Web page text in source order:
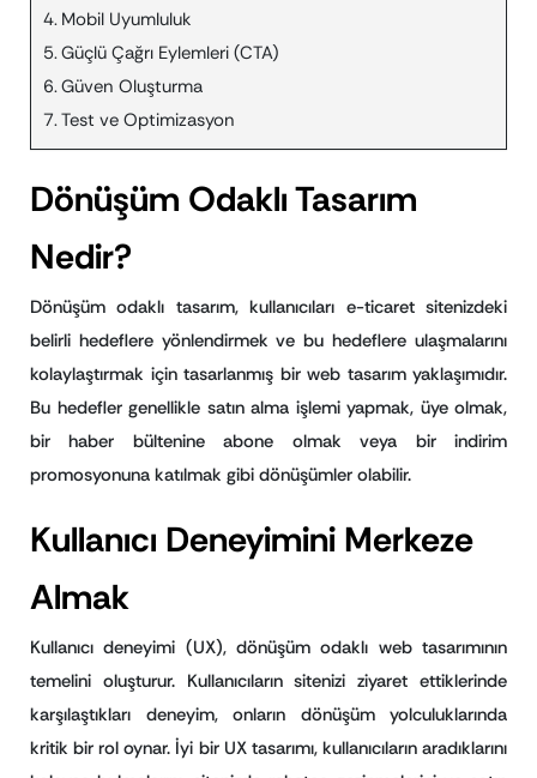
Mobil Uyumluluk
Güçlü Çağrı Eylemleri (CTA)
Güven Oluşturma
Test ve Optimizasyon
Dönüşüm Odaklı Tasarım
Nedir?
Dönüşüm odaklı tasarım, kullanıcıları e-ticaret sitenizdeki
belirli hedeflere yönlendirmek ve bu hedeflere ulaşmalarını
kolaylaştırmak için tasarlanmış bir web tasarım yaklaşımıdır.
Bu hedefler genellikle satın alma işlemi yapmak, üye olmak,
bir haber bültenine abone olmak veya bir indirim
promosyonuna katılmak gibi dönüşümler olabilir.
Kullanıcı Deneyimini Merkeze
Almak
Kullanıcı deneyimi (UX), dönüşüm odaklı web tasarımının
temelini oluşturur. Kullanıcıların sitenizi ziyaret ettiklerinde
karşılaştıkları deneyim, onların dönüşüm yolculuklarında
kritik bir rol oynar. İyi bir UX tasarımı, kullanıcıların aradıklarını